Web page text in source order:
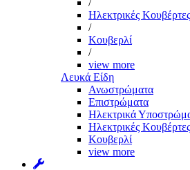
/
Ηλεκτρικές Κουβέρτες
/
Κουβερλί
/
view more
Λευκά Είδη
Ανωστρώματα
Επιστρώματα
Ηλεκτρικά
Ηλεκτρικές Κουβέρτες
Κουβερλί
view more